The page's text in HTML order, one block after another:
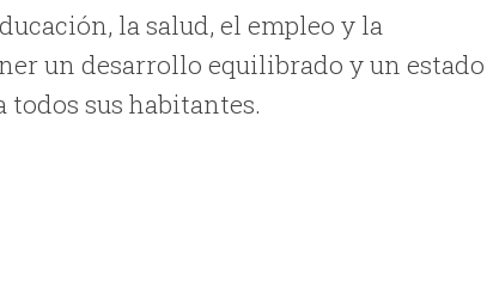
la salud, el empleo y la
un desarrollo equilibrado y un estado
sus habitantes.